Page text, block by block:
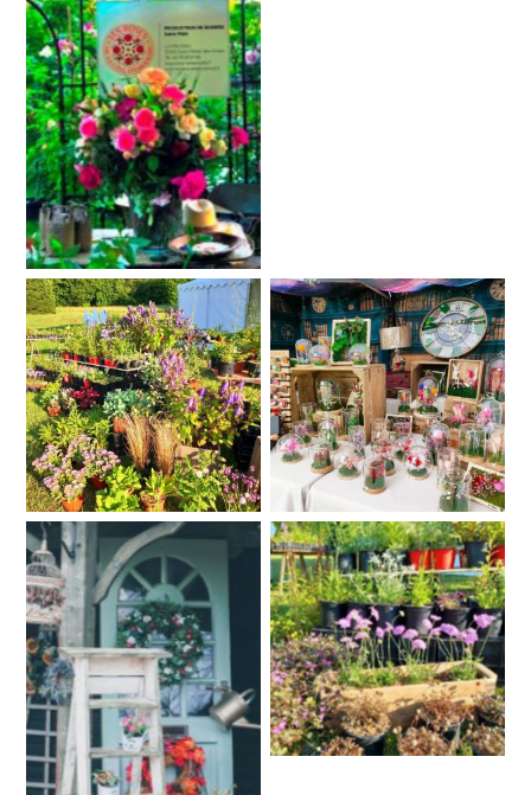
Aucune légende
Aucune légende Aucune légende
Aucune légende
Aucune légende